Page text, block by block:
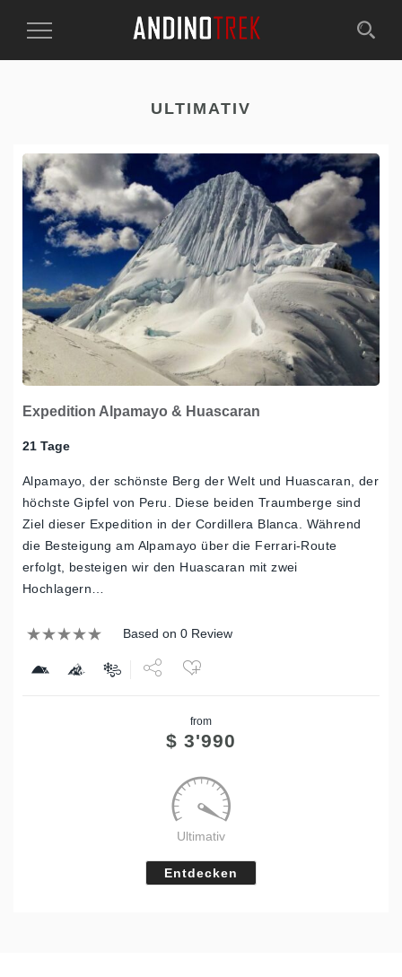
Toggle
ULTIMATIV
Expedition Alpamayo & Huascaran
21 Tage
Alpamayo, der schönste Berg der Welt und Huascaran, der
höchste Gipfel von Peru. Diese beiden Traumberge sind
Ziel dieser Expedition in der Cordillera Blanca. Während
die Besteigung am Alpamayo über die Ferrari-Route
erfolgt, besteigen wir den Huascaran mit zwei
Hochlagern…
Based on 0 Review
Tweet
from
$ 3'990
Ultimativ
Entdecken